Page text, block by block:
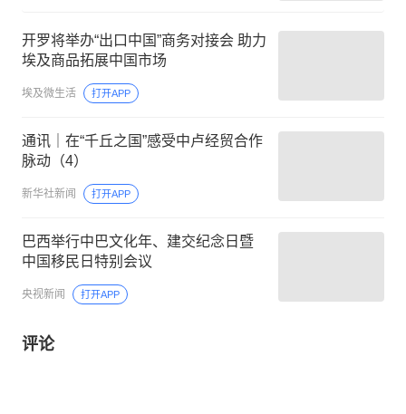
开罗将举办“出口中国”商务对接会 助力
埃及商品拓展中国市场
埃及微生活 打开APP
通讯｜在“千丘之国”感受中卢经贸合作
脉动（4）
新华社新闻 打开APP
巴西举行中巴文化年、建交纪念日暨
中国移民日特别会议
央视新闻 打开APP
评论